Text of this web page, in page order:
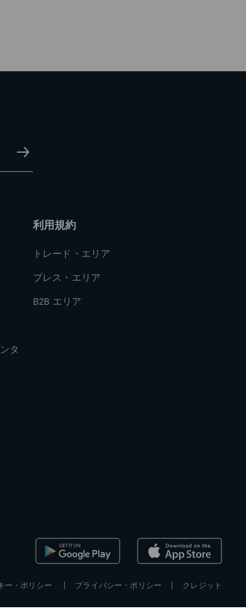
タ
利用規約
トレード・エリア
プレス・エリア
B2B エリア
ー・ポリシー プライバシー・ポリシー クレジット